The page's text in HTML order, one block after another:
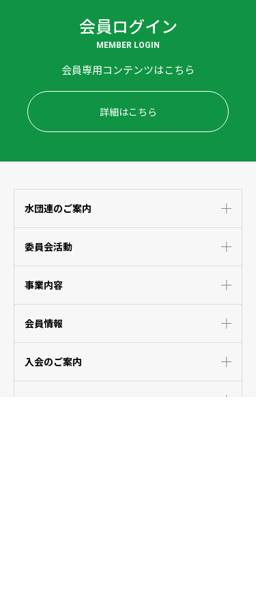
会員ログイン
MEMBER LOGIN
会員専用コンテンツはこちら
詳細はこちら
水団連のご案内
委員会活動
事業内容
会員情報
入会のご案内